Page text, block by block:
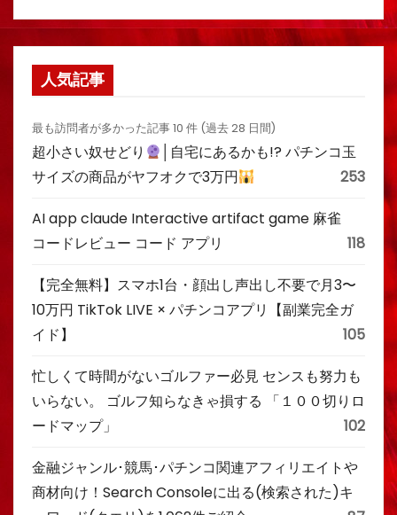
人気記事
最も訪問者が多かった記事 10 件 (過去 28 日間)
超小さい奴せどり
│自宅にあるかも!? パチンコ玉
サイズの商品がヤフオクで3万円
253
AI app claude Interactive artifact game 麻雀
コードレビュー コード アプリ
118
【完全無料】スマホ1台・顔出し声出し不要で月3〜
10万円 TikTok LIVE × パチンコアプリ【副業完全ガ
イド】
105
忙しくて時間がないゴルファー必見 センスも努力も
いらない。 ゴルフ知らなきゃ損する 「１００切りロ
ードマップ」
102
金融ジャンル･競馬･パチンコ関連アフィリエイトや
商材向け！Search Consoleに出る(検索された)キ